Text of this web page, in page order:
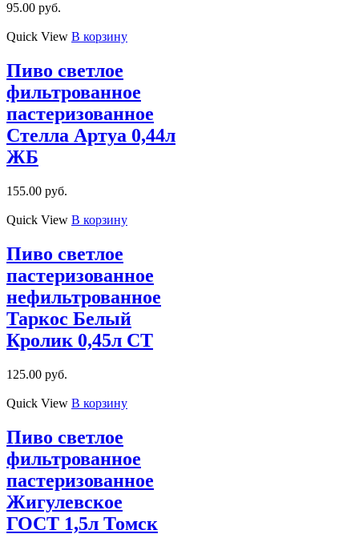
95.00 руб.
Quick View В корзину
Пиво светлое
фильтрованное
пастеризованное
Стелла Артуа 0,44л
ЖБ
155.00 руб.
Quick View В корзину
Пиво светлое
пастеризованное
нефильтрованное
Таркос Белый
Кролик 0,45л СТ
125.00 руб.
Quick View В корзину
Пиво светлое
фильтрованное
пастеризованное
Жигулевское
ГОСТ 1,5л Томск